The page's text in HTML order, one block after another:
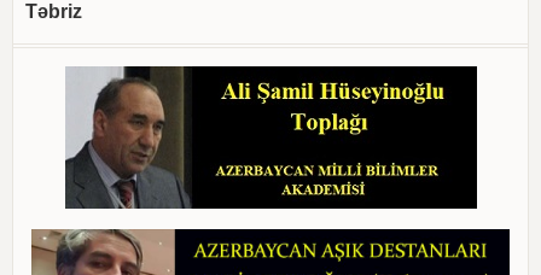
Təbriz